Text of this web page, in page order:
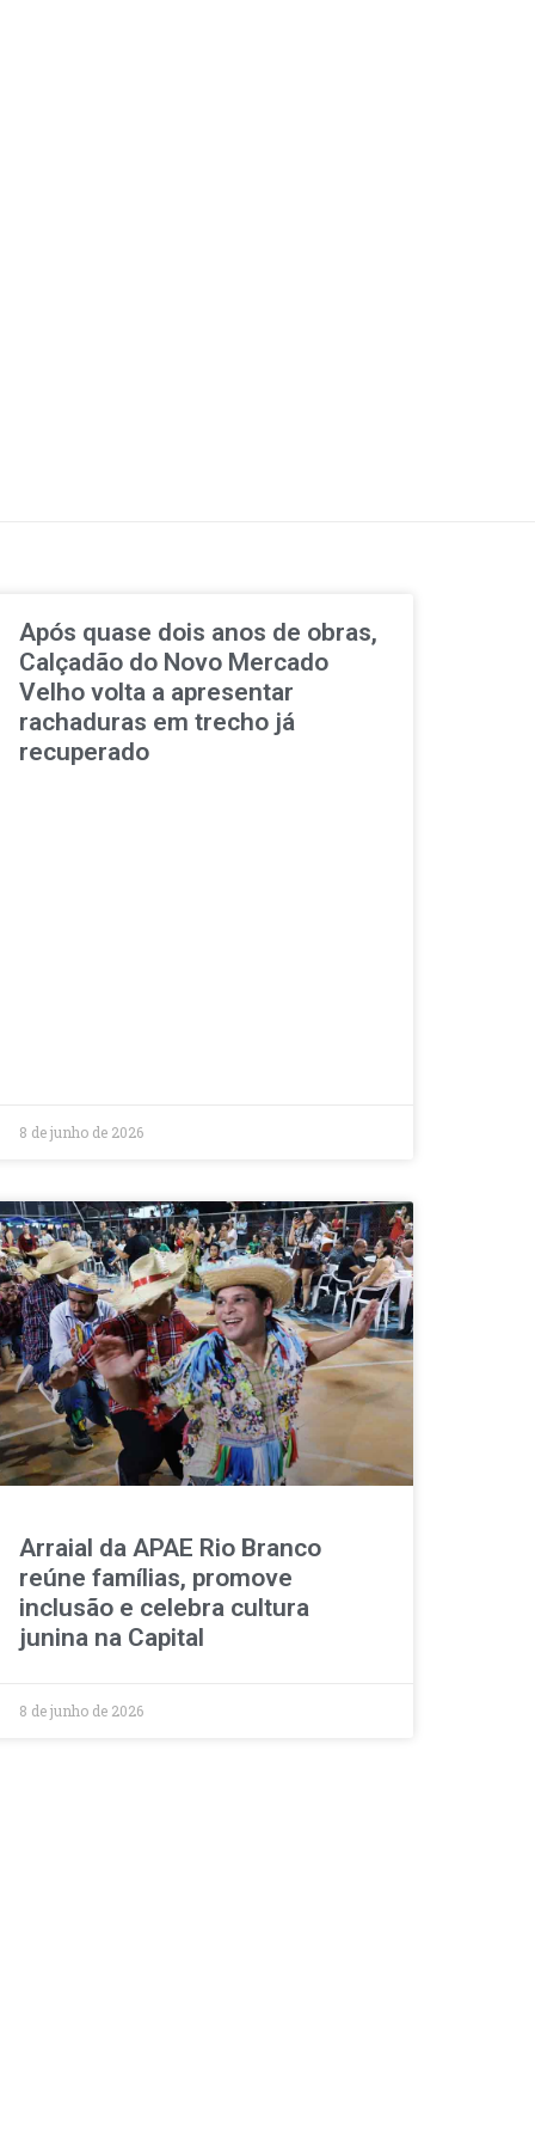
Após quase dois anos de obras,
Calçadão do Novo Mercado
Velho volta a apresentar
rachaduras em trecho já
recuperado
8 de junho de 2026
Arraial da APAE Rio Branco
reúne famílias, promove
inclusão e celebra cultura
junina na Capital
8 de junho de 2026